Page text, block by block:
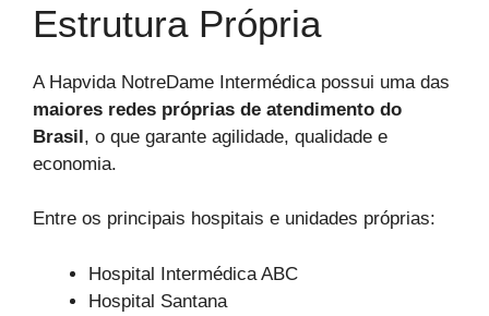
Estrutura Própria
A Hapvida NotreDame Intermédica possui uma das
maiores redes próprias de atendimento do
Brasil, o que garante agilidade, qualidade e
economia.
Entre os principais hospitais e unidades próprias:
Hospital Intermédica ABC
Hospital Santana